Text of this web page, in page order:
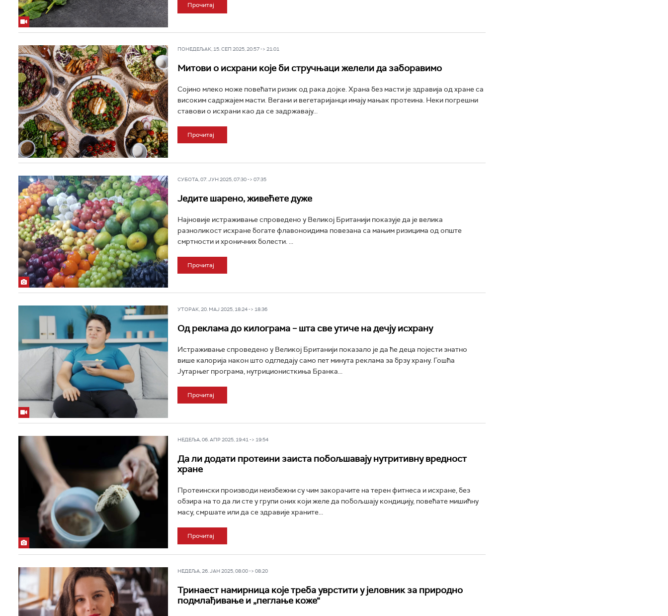
Прочитај
ПОНЕДЕЉАК, 15. СЕП 2025, 20:57 -> 21:01
Митови о исхрани које би стручњаци желели да заборавимо
Сојино млеко може повећати ризик од рака дојке. Храна без масти је здравија од хране са
високим садржајем масти. Вегани и вегетаријанци имају мањак протеина. Неки погрешни
ставови о исхрани као да се задржавају...
Прочитај
СУБОТА, 07. ЈУН 2025, 07:30 -> 07:35
Једите шарено, живећете дуже
Најновије истраживање спроведено у Великој Британији показује да је велика
разноликост исхране богате флавоноидима повезана са мањим ризицима од опште
смртности и хроничних болести. ...
Прочитај
УТОРАК, 20. МАЈ 2025, 18:24 -> 18:36
Од реклама до килограма – шта све утиче на дечју исхрану
Истраживање спроведено у Великој Британији показало је да ће деца појести знатно
више калорија након што одгледају само пет минута реклама за брзу храну. Гошћа
Јутарњег програма, нутриционисткиња Бранка...
Прочитај
НЕДЕЉА, 06. АПР 2025, 19:41 -> 19:54
Да ли додати протеини заиста побољшавају нутритивну вредност
хране
Протеински производи неизбежни су чим закорачите на терен фитнеса и исхране, без
обзира на то да ли сте у групи оних који желе да побољшају кондицију, повећате мишићну
масу, смршате или да се здравије храните...
Прочитај
НЕДЕЉА, 26. ЈАН 2025, 08:00 -> 08:20
Тринаест намирница које треба уврстити у јеловник за природно
подмлађивање и „пеглање коже“